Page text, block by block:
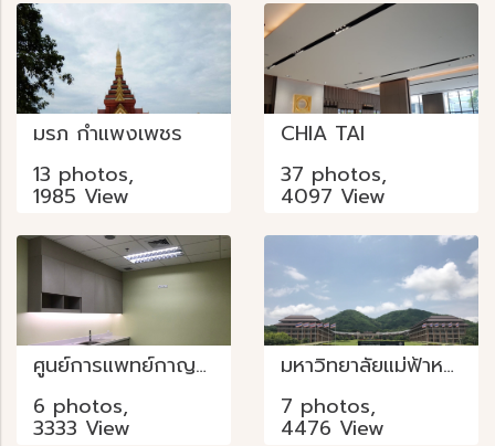
มรภ กำแพงเพชร
13 photos,
1985 View
CHIA TAI
37 photos,
4097 View
ศูนย์การแพทย์กาญจนาภิเษก
6 photos,
3333 View
มหาวิทยาลัยแม่ฟ้าหลวง
7 photos,
4476 View